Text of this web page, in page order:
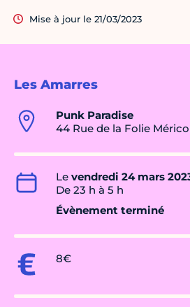
Les Amarres
Punk Paradise
44 Rue de la Folie
Le vendredi 24 mars
De 23 h à 5 h
Évènement terminé
8€
Mise à jour le 21/03/2023